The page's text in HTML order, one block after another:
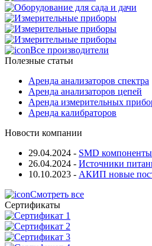
Все производители
Полезные статьи
Аренда анализаторов спектра
Аренда анализаторов цепей
Аренда измерительных
Аренда калибраторов
Новости компании
29.04.2024 - SMD
26.04.2024 - Источники
10.10.2023 - АКИП новые
Смотреть все
Сертификаты